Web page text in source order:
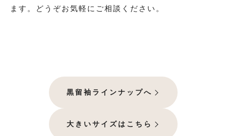
ます。どうぞお気軽にご相談ください。
黒留袖ラインナップへ
大きいサイズはこちら